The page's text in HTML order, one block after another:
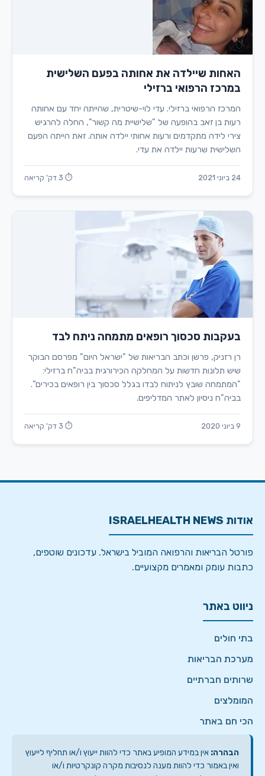
האחות שיילדה את אחותה בפעם השלישית
במרכז הרפואי ברזילי
המרכז הרפואי ברזילי. עדי לוי-שיטרית, שהייתה יחד עם אחותה
רעות בן זאב בהופעה של "שלישיית מה קשור", החלה להרגיש
צירי לידה מתקדמים ורעות אחותי יילדה אותה. זאת הייתה הפעם
השלישית שרעות יילדה את עדי.
24 ביוני 2021 ⏱ 3 דק' קריאה
בעקבות סכסוך רופאים מתמחה ניתח לבד
רן רזניק, פרשן וכתב הבריאות של "ישראל היום" מפרסם הבוקר
שיש תלונות חדשות על המחלקה הכירורגית בביה"ח ברזילי:
"המתמחה שובץ לניתוח לבדו בגלל סכסוך בין רופאים בכירים".
בביה"ח ניסיון לאתר המדליפים.
9 ביוני 2020 ⏱ 3 דק' קריאה
אודות ISRAELHEALTH NEWS
פורטל הבריאות והרפואה המוביל בישראל. עדכונים שוטפים,
כתבות עומק ומאמרים מקצועיים.
ניווט באתר
בתי חולים
מערכת הבריאות
שרותים חברתיים
המומלצים
הכי חם באתר
הבהרה: אין במידע המופיע באתר כדי להוות ייעוץ ו/או תחליף לייעוץ
ואין באמור כדי להוות מענה לנסיבות מקרה קונקרטיות ו/או